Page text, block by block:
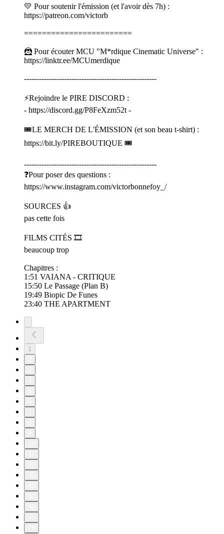
💛 Pour soutenir l'émission (et l'avoir dès 7h) :
⁠⁠⁠⁠⁠⁠⁠⁠⁠⁠⁠⁠⁠⁠⁠⁠⁠⁠⁠⁠⁠⁠⁠⁠⁠⁠⁠⁠⁠⁠⁠⁠⁠⁠⁠⁠⁠⁠⁠⁠⁠⁠⁠⁠⁠⁠⁠⁠⁠⁠⁠⁠⁠⁠⁠⁠⁠⁠⁠⁠⁠⁠⁠⁠⁠⁠⁠⁠⁠⁠⁠⁠⁠⁠⁠⁠⁠⁠⁠⁠⁠⁠⁠⁠⁠⁠⁠⁠⁠⁠⁠⁠⁠⁠⁠⁠⁠⁠⁠⁠⁠⁠⁠⁠⁠⁠⁠⁠⁠⁠⁠⁠⁠⁠⁠⁠⁠⁠⁠⁠⁠⁠https://patreon.com/victorb⁠⁠⁠⁠⁠⁠⁠⁠⁠⁠⁠⁠⁠⁠⁠⁠⁠⁠⁠⁠⁠⁠⁠⁠⁠⁠⁠⁠⁠⁠⁠⁠⁠⁠⁠⁠⁠⁠⁠⁠⁠⁠⁠⁠⁠⁠⁠⁠⁠⁠⁠⁠⁠⁠⁠⁠⁠⁠⁠⁠⁠⁠⁠⁠⁠⁠⁠⁠⁠⁠⁠⁠⁠⁠⁠⁠⁠⁠⁠⁠⁠⁠⁠⁠⁠⁠⁠⁠⁠⁠⁠⁠⁠⁠⁠⁠⁠⁠⁠⁠⁠⁠⁠⁠⁠⁠⁠⁠⁠⁠⁠⁠⁠⁠⁠⁠⁠⁠⁠⁠⁠⁠
========================
🦹 Pour écouter MCU "M*rdique Cinematic Universe" :
⁠⁠⁠⁠⁠⁠⁠⁠⁠⁠⁠⁠⁠⁠⁠⁠⁠⁠⁠⁠⁠⁠⁠⁠⁠⁠⁠⁠⁠⁠⁠⁠⁠⁠⁠⁠⁠⁠⁠⁠⁠⁠⁠⁠⁠⁠⁠⁠⁠⁠⁠⁠⁠⁠⁠⁠⁠⁠⁠⁠⁠⁠⁠⁠⁠⁠⁠⁠⁠⁠⁠⁠⁠⁠⁠⁠⁠⁠⁠⁠⁠⁠⁠⁠⁠⁠⁠⁠⁠⁠⁠⁠⁠⁠⁠⁠⁠⁠⁠⁠⁠⁠⁠⁠⁠⁠⁠⁠⁠⁠⁠⁠⁠⁠⁠⁠⁠⁠⁠⁠⁠⁠https://linktr.ee/MCUmerdique⁠⁠⁠⁠⁠⁠⁠⁠⁠⁠⁠⁠⁠⁠⁠⁠⁠⁠⁠⁠⁠⁠⁠⁠⁠⁠⁠⁠⁠⁠⁠⁠⁠⁠⁠⁠⁠⁠⁠⁠⁠⁠⁠⁠⁠⁠⁠⁠⁠⁠⁠⁠⁠⁠⁠⁠⁠⁠⁠⁠⁠⁠⁠⁠⁠⁠⁠⁠⁠⁠⁠⁠⁠⁠⁠⁠⁠⁠⁠⁠⁠⁠⁠⁠⁠⁠⁠⁠⁠⁠⁠⁠⁠⁠⁠⁠⁠⁠⁠⁠⁠⁠⁠⁠⁠⁠⁠⁠⁠⁠⁠⁠⁠⁠⁠⁠⁠⁠⁠⁠⁠⁠
-----------------------------------------------------
⚡Rejoindre le PIRE DISCORD :
- ⁠⁠⁠⁠⁠⁠⁠⁠⁠⁠⁠⁠⁠⁠⁠⁠⁠⁠⁠⁠⁠⁠⁠⁠⁠⁠⁠⁠⁠⁠⁠⁠⁠⁠⁠⁠⁠⁠⁠⁠⁠⁠⁠⁠⁠⁠⁠⁠⁠⁠⁠⁠⁠⁠⁠⁠⁠⁠⁠⁠⁠⁠⁠⁠⁠⁠⁠⁠⁠⁠⁠⁠⁠⁠⁠⁠⁠⁠⁠⁠⁠⁠⁠⁠⁠⁠⁠⁠⁠⁠⁠⁠⁠⁠⁠⁠⁠⁠⁠⁠⁠⁠⁠⁠⁠⁠⁠⁠⁠⁠⁠⁠⁠⁠⁠⁠⁠⁠⁠⁠⁠⁠https://discord.gg/P8FeXzm52t⁠⁠⁠⁠⁠⁠⁠⁠⁠⁠⁠⁠⁠⁠⁠⁠⁠⁠⁠⁠⁠⁠⁠⁠⁠⁠⁠⁠⁠⁠⁠⁠⁠⁠⁠⁠⁠⁠⁠⁠⁠⁠⁠⁠⁠⁠⁠⁠⁠⁠⁠⁠⁠⁠⁠⁠⁠⁠⁠⁠⁠⁠⁠⁠⁠⁠⁠⁠⁠⁠⁠⁠⁠⁠⁠⁠⁠⁠⁠⁠⁠⁠⁠⁠⁠⁠⁠⁠⁠⁠⁠⁠⁠⁠⁠⁠⁠⁠⁠⁠⁠⁠⁠⁠⁠⁠⁠⁠⁠⁠⁠⁠⁠⁠⁠⁠⁠⁠⁠⁠⁠⁠ -
🎟️LE MERCH DE L'ÉMISSION (et son beau t-shirt) :
⁠⁠⁠⁠⁠⁠⁠⁠⁠⁠⁠⁠⁠⁠⁠⁠⁠⁠⁠⁠⁠⁠⁠⁠⁠⁠⁠⁠⁠⁠⁠⁠⁠⁠⁠⁠⁠⁠⁠⁠⁠⁠⁠⁠⁠⁠⁠⁠⁠⁠⁠⁠⁠⁠⁠⁠⁠⁠⁠⁠⁠⁠⁠⁠⁠⁠⁠⁠⁠⁠⁠⁠⁠⁠⁠⁠⁠⁠⁠⁠⁠⁠⁠⁠⁠⁠⁠⁠⁠⁠⁠⁠⁠⁠⁠⁠⁠⁠⁠⁠⁠⁠⁠⁠⁠⁠⁠⁠⁠⁠⁠⁠⁠⁠⁠⁠⁠⁠⁠⁠⁠⁠https://bit.ly/PIREBOUTIQUE⁠⁠⁠⁠⁠⁠⁠⁠⁠⁠⁠⁠⁠⁠⁠⁠⁠⁠⁠⁠⁠⁠⁠⁠⁠⁠⁠⁠⁠⁠⁠⁠⁠⁠⁠⁠⁠⁠⁠⁠⁠⁠⁠⁠⁠⁠⁠⁠⁠⁠⁠⁠⁠⁠⁠⁠⁠⁠⁠⁠⁠⁠⁠⁠⁠⁠⁠⁠⁠⁠⁠⁠⁠⁠⁠⁠⁠⁠⁠⁠⁠⁠⁠⁠⁠⁠⁠⁠⁠⁠⁠⁠⁠⁠⁠⁠⁠⁠⁠⁠⁠⁠⁠⁠⁠⁠⁠⁠⁠⁠⁠⁠⁠⁠⁠⁠⁠⁠⁠⁠⁠⁠ 🎟️
-----------------------------------------------------
❓Pour poser des questions :
⁠⁠⁠⁠⁠⁠⁠⁠⁠⁠⁠⁠⁠⁠⁠⁠⁠⁠⁠⁠⁠⁠⁠⁠⁠⁠⁠⁠⁠⁠⁠⁠⁠⁠⁠⁠⁠⁠⁠⁠⁠⁠⁠⁠⁠⁠⁠⁠⁠⁠⁠⁠⁠⁠⁠⁠⁠⁠⁠⁠⁠⁠⁠⁠⁠⁠⁠⁠⁠⁠⁠⁠⁠⁠⁠⁠⁠⁠⁠⁠⁠⁠⁠⁠⁠⁠⁠⁠⁠⁠⁠⁠⁠⁠⁠⁠⁠⁠⁠⁠⁠⁠⁠⁠⁠⁠⁠⁠⁠⁠⁠⁠⁠⁠⁠⁠⁠⁠⁠⁠⁠⁠https://www.instagram.com/victorbonnefoy_/⁠⁠⁠⁠⁠⁠⁠⁠⁠⁠⁠⁠⁠⁠⁠⁠⁠⁠⁠⁠⁠⁠⁠⁠⁠⁠⁠⁠⁠⁠⁠⁠⁠⁠⁠⁠⁠⁠⁠⁠⁠⁠⁠⁠⁠⁠⁠⁠⁠⁠⁠⁠⁠⁠⁠⁠⁠⁠⁠⁠⁠⁠⁠⁠⁠⁠⁠⁠⁠⁠⁠⁠⁠⁠⁠⁠⁠⁠⁠⁠⁠⁠⁠⁠⁠⁠⁠⁠⁠⁠⁠⁠⁠⁠⁠⁠⁠⁠⁠⁠⁠⁠⁠⁠⁠⁠⁠⁠⁠⁠⁠⁠⁠⁠⁠⁠⁠⁠⁠⁠⁠⁠
SOURCES 👍
pas cette fois
FILMS CITÉS 🎞️
beaucoup trop
Chapitres :
1:51 VAIANA - CRITIQUE
15:50 Le Passage (Plan B)
19:49 Biopic De Funes
23:40 THE APARTMENT
1